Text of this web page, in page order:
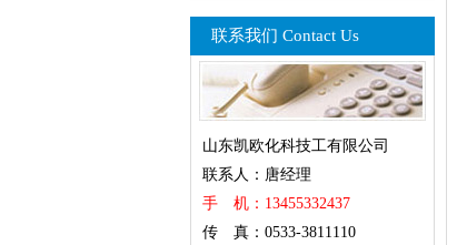
联系我们 Contact Us
山东凯欧化科技工有限公司
联系人：唐经理
手 机：13455332437
传 真：0533-3811110